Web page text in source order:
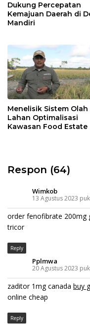
Dukung Percepatan
Kemajuan Daerah di
Mandiri
Menelisik Sistem Olah
Lahan Optimalisasi
Kawasan Food Estate
Respon (64)
Wimkob
13 Agustus 2023
order fenofibrate 200mg
tricor
Reply
Pplmwa
20 Agustus 2023
zaditor 1mg canada buy
online cheap
Reply